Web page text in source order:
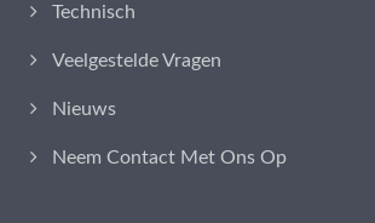
Technisch
Veelgestelde Vragen
Nieuws
Neem Contact Met Ons Op